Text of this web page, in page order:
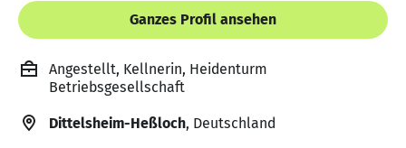
Ganzes Profil ansehen
Angestellt, Kellnerin, Heidenturm
Betriebsgesellschaft
Dittelsheim-Heßloch, Deutschland